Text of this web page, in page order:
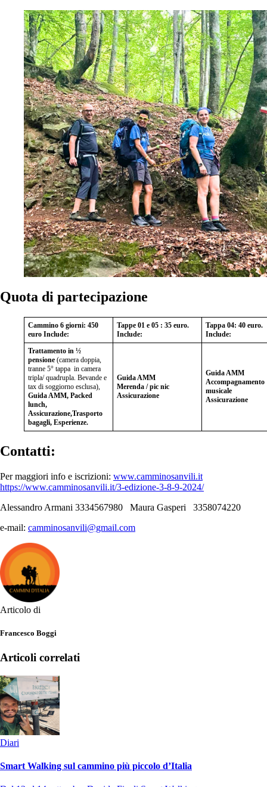
Quota di partecipazione
Cammino 6 giorni: 450
euro Include:
Tappe 01 e 05 : 35 euro.
Include:
Tappa 04: 40 euro.
Include:
Trattamento in ½
pensione (camera doppia,
tranne 5° tappa in camera
tripla/ quadrupla. Bevande e
tax di soggiorno esclusa),
Guida AMM, Packed
lunch,
Assicurazione,Trasporto
bagagli, Esperienze.
Guida AMM
Merenda / pic nic
Assicurazione
Guida AMM
Accompagnamento
musicale
Assicurazione
Contatti:
Per maggiori info e iscrizioni: www.camminosanvili.it
https://www.camminosanvili.it/3-edizione-3-8-9-2024/
Alessandro Armani 3334567980 Maura Gasperi 3358074220
e-mail: camminosanvili@gmail.com
Articolo di
Francesco Boggi
Articoli correlati
Diari
Smart Walking sul cammino più piccolo d’Italia